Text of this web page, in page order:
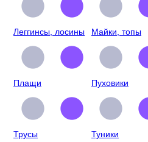
Леггинсы, лосины Майки, топы
Плащи Пуховики
Трусы Туники